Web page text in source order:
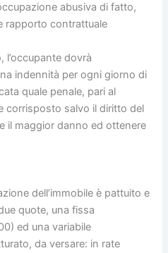
abusiva di fatto,
rapporto contrattuale
l’occupante dovrà
indennità per ogni giorno di
quale penale, pari al
corrisposto salvo il diritto del
il maggior danno ed ottenere
dell’immobile è pattuito e
quote, una fissa
ed una variabile
da versare: in rate